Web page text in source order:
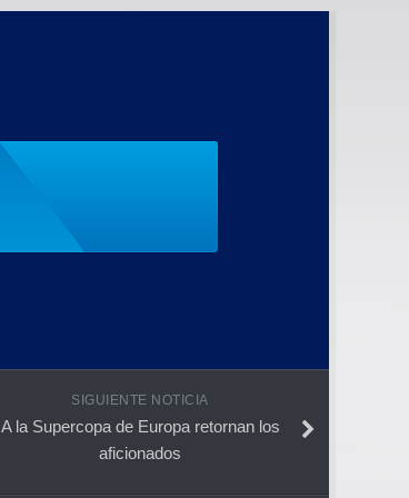
SIGUIENTE NOTICIA
A la Supercopa de Europa retornan los
aficionados